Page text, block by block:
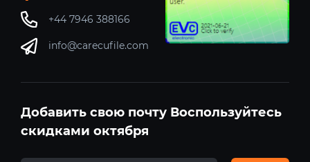
+44 7946 388166
info@carecufile.com
Добавить свою почту Воспользуйтесь
скидками октября